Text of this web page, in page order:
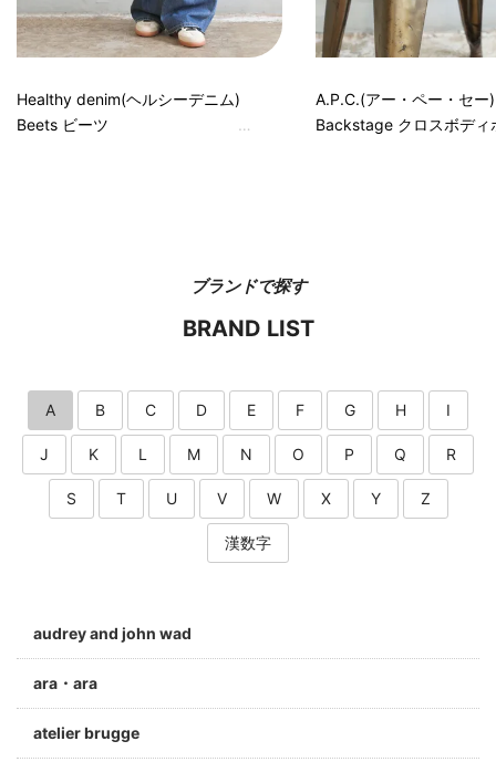
Healthy denim(ヘルシーデニム)
Beets ビーツ
A.P.C.(アー・ペー・セー)
Backstage クロスボディ
ブランドで探す
BRAND LIST
A B C D E F G H I
J K L M N O P Q R
S T U V W X Y Z
漢数字
audrey and john wad
ara・ara
atelier brugge